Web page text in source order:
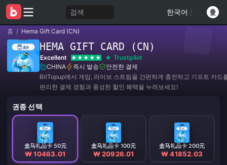
검색 한국어 /
홈 / Hema Gift Card (CN)
HEMA GIFT CARD (CN)
Excellent
Trustpilot
CHINA
즉시 발송
안전한 결제
BitTopup에서 게임, 라이브 스트림을 간편하게 충전하고 기프트 카드
편리한 결제 경험과 풍성한 할인 혜택을 누려보세요!
권종 선택
盒马礼品卡 50元
₩ 10463.01
盒马礼品卡 100元
₩ 20926.01
盒马礼品卡 200元
₩ 41852.03